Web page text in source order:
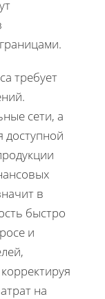
требует
сети, а
доступной
в
быстро
и
на